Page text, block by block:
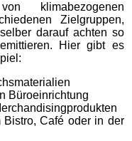
klimabezogenen
Zielgruppen,
darauf achten so
Hier gibt es
Büroeinrichtung
Café oder in der